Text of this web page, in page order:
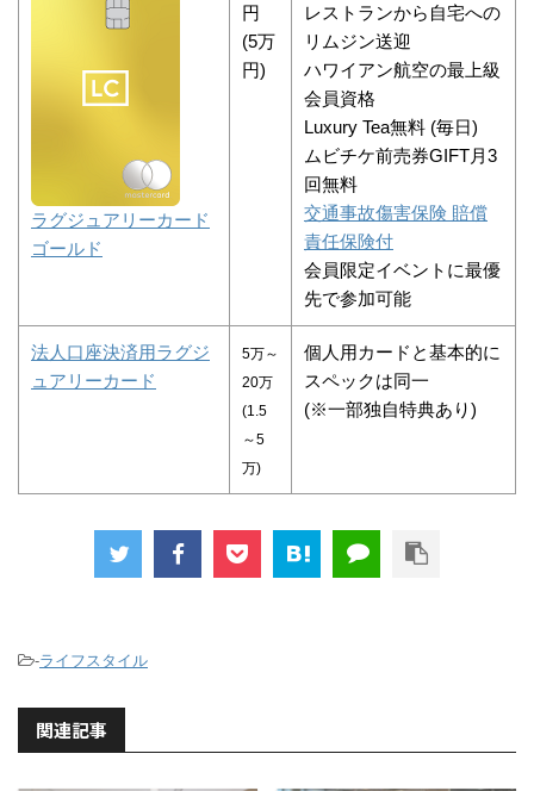
ラグジュアリーカード
ゴールド
円
(5万
円)
レストランから自宅への
リムジン送迎
ハワイアン航空の最上級
会員資格
Luxury Tea無料 (毎日)
ムビチケ前売券GIFT月3
回無料
交通事故傷害保険 賠償
責任保険付
会員限定イベントに最優
先で参加可能
法人口座決済用ラグジ
ュアリーカード
5万～
20万
(1.5
～5
万)
個人用カードと基本的に
スペックは同一
(※一部独自特典あり)
-ライフスタイル
関連記事